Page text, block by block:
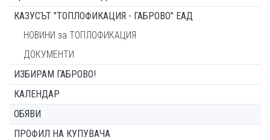
КАЗУСЪТ "ТОПЛОФИКАЦИЯ - ГАБРОВО" ЕАД
НОВИНИ за ТОПЛОФИКАЦИЯ
ДОКУМЕНТИ
ИЗБИРАМ ГАБРОВО!
КАЛЕНДАР
ОБЯВИ
ПРОФИЛ НА КУПУВАЧА